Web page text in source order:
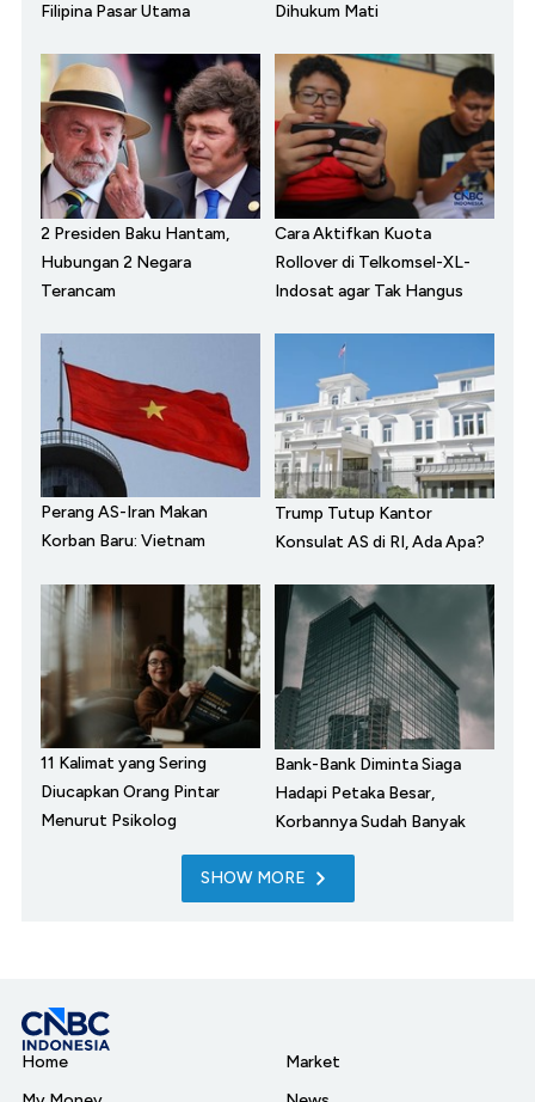
Filipina Pasar Utama
Dihukum Mati
2 Presiden Baku Hantam,
Hubungan 2 Negara
Terancam
Cara Aktifkan Kuota
Rollover di Telkomsel-XL-
Indosat agar Tak Hangus
Perang AS-Iran Makan
Korban Baru: Vietnam
Trump Tutup Kantor
Konsulat AS di RI, Ada Apa?
11 Kalimat yang Sering
Diucapkan Orang Pintar
Menurut Psikolog
Bank-Bank Diminta Siaga
Hadapi Petaka Besar,
Korbannya Sudah Banyak
SHOW MORE
Home
Market